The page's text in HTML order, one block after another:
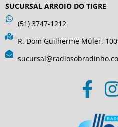
SUCURSAL ARROIO DO TIGRE
(51) 3747-1212
R. Dom Guilherme Müler,